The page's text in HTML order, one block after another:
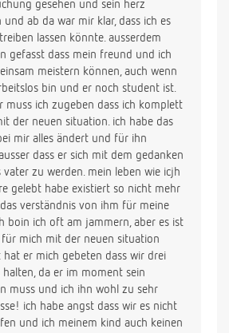
gesehen und sein herz
und ab da war mir klar, dass ich es
lassen könnte. ausserdem
gefasst dass mein freund und ich
meistern können, auch wenn
bin und er noch student ist.
muss ich zugeben dass ich komplett
der neuen situation. ich habe das
mir alles ändert und für ihn
dass er sich mit dem gedanken
zu werden. mein leben wie icjh
gelebt habe existiert so nicht mehr
verständnis von ihm für meine
boin ich oft am jammern, aber es ist
für mich mit der neuen situation
er mich gebeten dass wir drei
da er im moment sein
muss und ich ihn wohl zu sehr
ich habe angst dass wir es nicht
und ich meinem kind auch keinen